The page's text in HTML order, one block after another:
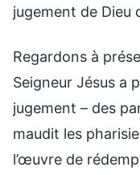
jugement de Dieu
Regardons à
Seigneur Jésus a
jugement – des
maudit les
l’œuvre de